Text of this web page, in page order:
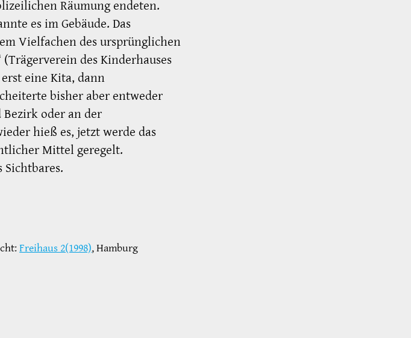
Räumung endeten.
es im Gebäude. Das
Vielfachen des ursprünglichen
des Kinderhauses
eine Kita, dann
bisher aber entweder
oder an der
hieß es, jetzt werde das
Mittel geregelt.
Sichtbares.
Freihaus 2(1998), Hamburg